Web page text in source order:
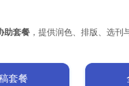
助套餐 ，提供润色、排版、选
套餐